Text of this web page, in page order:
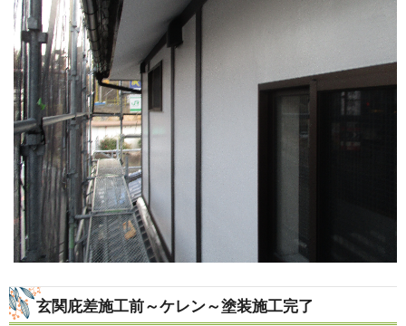
玄関庇差施工前～ケレン～塗装施工完了